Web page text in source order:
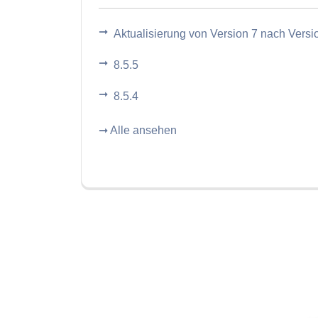
Aktualisierung von Version 7 nach
8.5.5
8.5.4
➞ Alle ansehen